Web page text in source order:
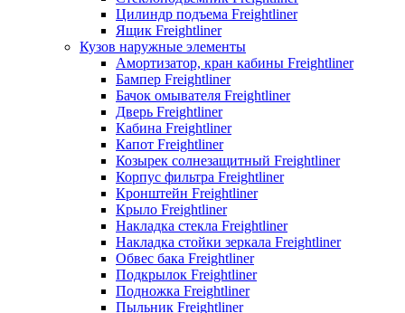
Цилиндр подъема Freightliner
Ящик Freightliner
Кузов наружные элементы
Амортизатор, кран кабины Freightliner
Бампер Freightliner
Бачок омывателя Freightliner
Дверь Freightliner
Кабина Freightliner
Капот Freightliner
Козырек солнезащитный Freightliner
Корпус фильтра Freightliner
Кронштейн Freightliner
Крыло Freightliner
Накладка стекла Freightliner
Накладка стойки зеркала Freightliner
Обвес бака Freightliner
Подкрылок Freightliner
Подножка Freightliner
Пыльник Freightliner